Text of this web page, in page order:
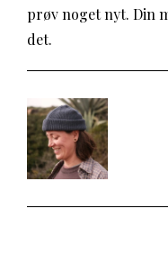
prøv noget nyt. Din
det.